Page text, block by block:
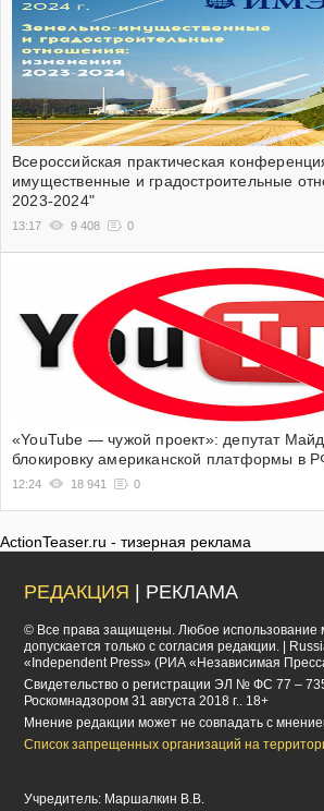
Всероссийская практическая
имущественные и градостроительные
2023-2024"
13:17 9 408 0
«YouTube — чужой проект»: депутат
блокировку американской платформы в
12:24 18 941 0
ActionTeaser.ru - тизерная реклама
РЕДАКЦИЯ | РЕКЛАМА
© Все права защищены. Любое использование
допускается только с согласия редакции. |
«Independent Press» (РИА «Независимая
Cвидетельство о регистрации ЭЛ № ФС 77 –
Роскомнадзором 31 августа 2018 г.. 18+
Мнение редакции может не совпадать с
Список запрещенных организаций на
Учредитель: Маршалкин В.В.